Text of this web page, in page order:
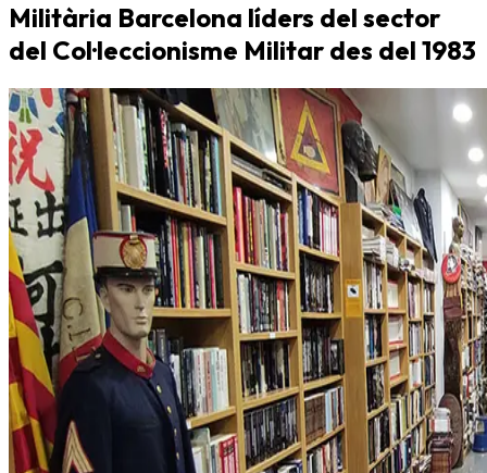
Militària Barcelona líders del sector
del Col·leccionisme Militar des del 1983